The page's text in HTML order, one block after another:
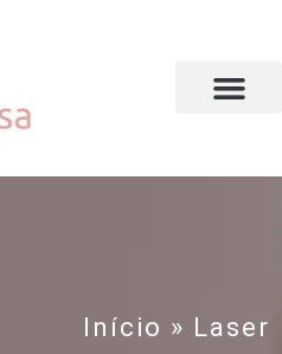
Início » Laser